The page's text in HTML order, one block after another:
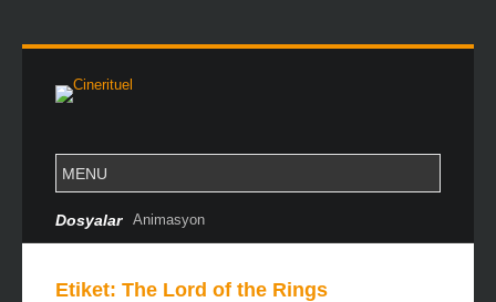
Dosyalar Animasyon
Etiket: The Lord of the Rings